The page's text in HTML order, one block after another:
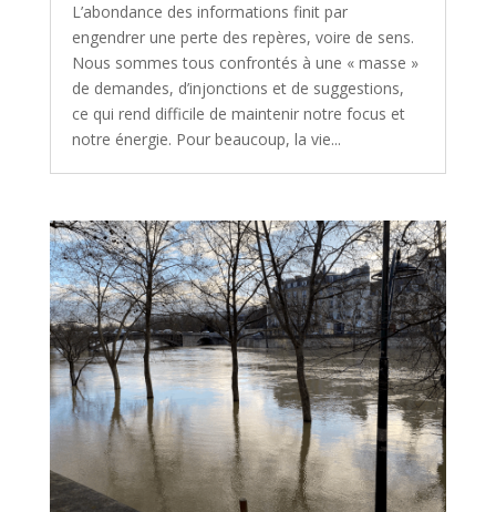
L’abondance des informations finit par
engendrer une perte des repères, voire de sens.
Nous sommes tous confrontés à une « masse »
de demandes, d’injonctions et de suggestions,
ce qui rend difficile de maintenir notre focus et
notre énergie. Pour beaucoup, la vie...